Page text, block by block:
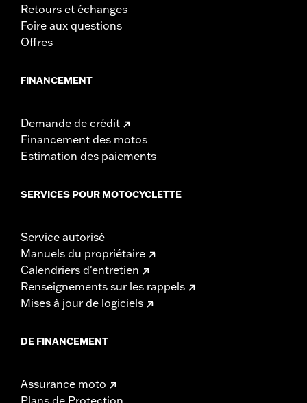
Retours et échanges
Foire aux questions
Offres
FINANCEMENT
Demande de crédit
Financement des motos
Estimation des paiements
SERVICES POUR MOTOCYCLETTE
Service autorisé
Manuels du propriétaire
Calendriers d'entretien
Renseignements sur les rappels
Mises à jour de logiciels
DE FINANCEMENT
Assurance moto
Plans de Protection